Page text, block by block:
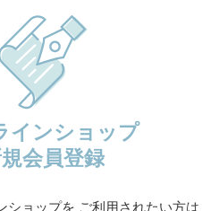
インショップ
会員登録
ショップを ご利用されたい方は